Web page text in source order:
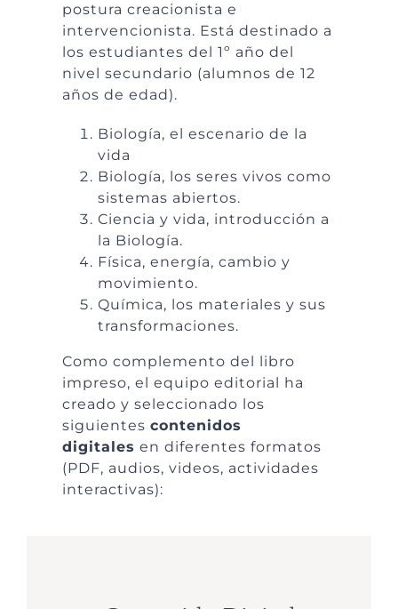
postura creacionista e
intervencionista. Está destinado a
los estudiantes del 1º año del
nivel secundario (alumnos de 12
años de edad).
Biología, el escenario de la
vida
Biología, los seres vivos como
sistemas abiertos.
Ciencia y vida, introducción a
la Biología.
Física, energía, cambio y
movimiento.
Química, los materiales y sus
transformaciones.
Como complemento del libro
impreso, el equipo editorial ha
creado y seleccionado los
siguientes contenidos
digitales en diferentes formatos
(PDF, audios, videos, actividades
interactivas):